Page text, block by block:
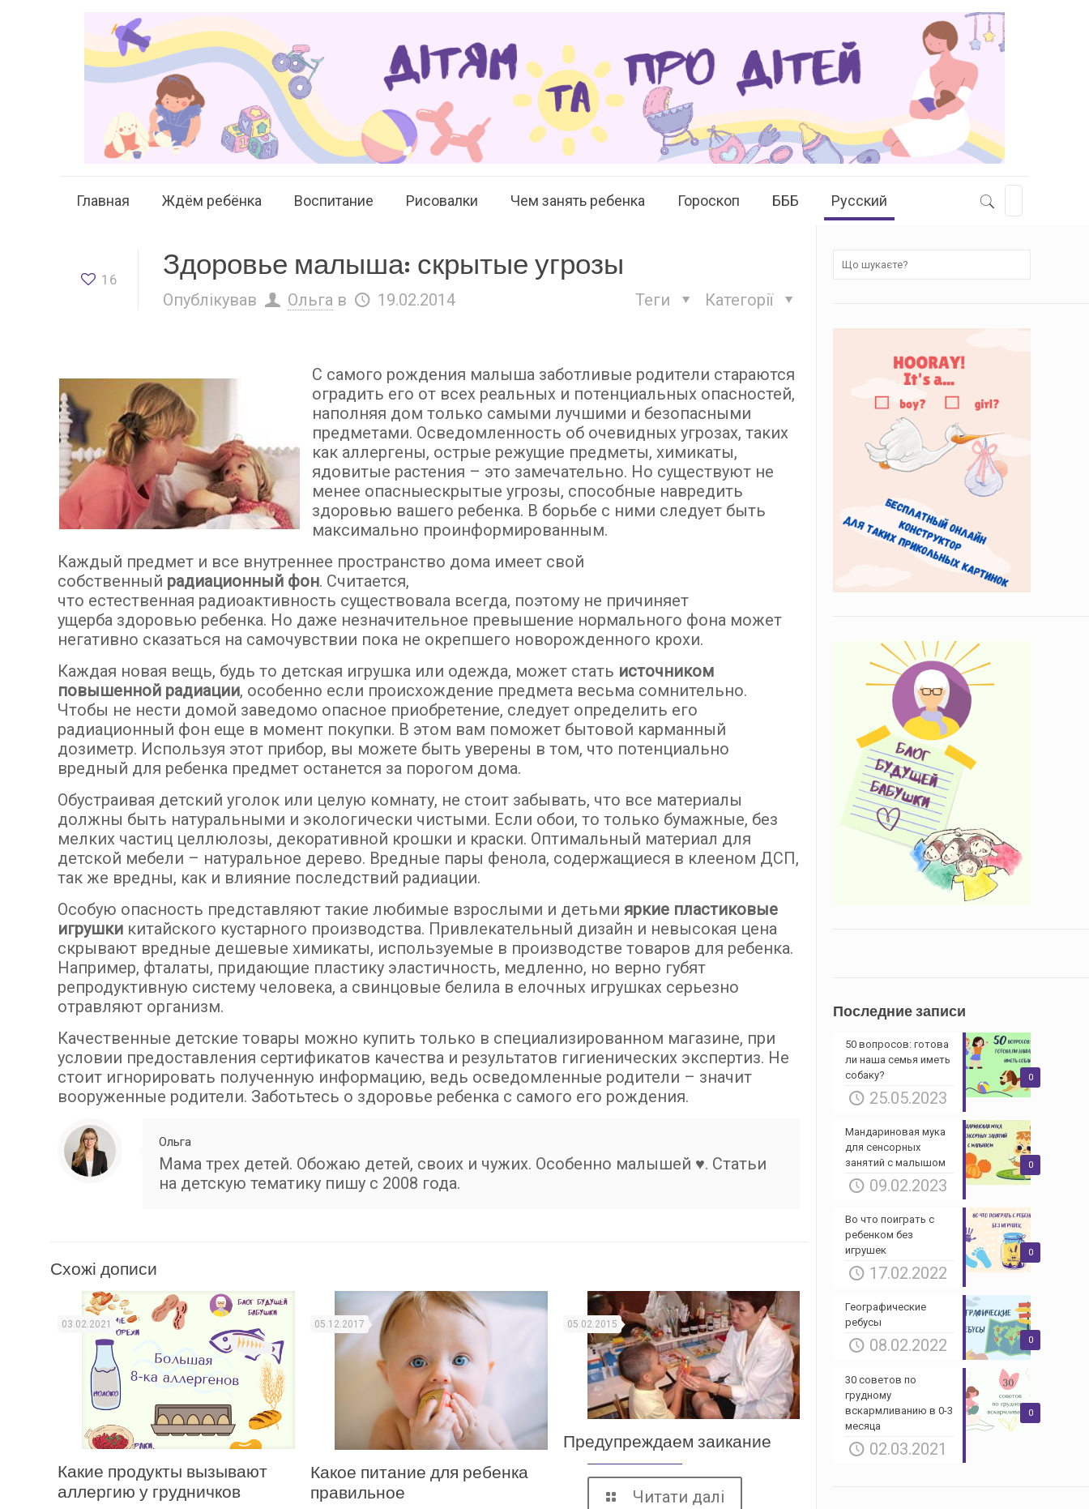
Главная Ждём ребёнка Воспитание Рисовалки Чем занять ребенка Гороскоп БББ Русский
16 Здоровье малыша: скрытые угрозы
Опублікував Ольга в 19.02.2014 Категорії
Теги
С самого рождения малыша заботливые родители стараются
оградить его от всех реальных и потенциальных опасностей,
наполняя дом только самыми лучшими и безопасными
предметами. Осведомленность об очевидных угрозах, таких
как аллергены, острые режущие предметы, химикаты,
ядовитые растения – это замечательно. Но существуют не
менее опасныескрытые угрозы, способные навредить
здоровью вашего ребенка. В борьбе с ними следует быть
максимально проинформированным.
Каждый предмет и все внутреннее пространство дома имеет свой
собственный радиационный фон. Считается,
что естественная радиоактивность существовала всегда, поэтому не причиняет
ущерба здоровью ребенка. Но даже незначительное превышение нормального фона может
негативно сказаться на самочувствии пока не окрепшего новорожденного крохи.
Каждая новая вещь, будь то детская игрушка или одежда, может стать источником
повышенной радиации, особенно если происхождение предмета весьма сомнительно.
Чтобы не нести домой заведомо опасное приобретение, следует определить его
радиационный фон еще в момент покупки. В этом вам поможет бытовой карманный
дозиметр. Используя этот прибор, вы можете быть уверены в том, что потенциально
вредный для ребенка предмет останется за порогом дома.
Обустраивая детский уголок или целую комнату, не стоит забывать, что все материалы
должны быть натуральными и экологически чистыми. Если обои, то только бумажные, без
мелких частиц целлюлозы, декоративной крошки и краски. Оптимальный материал для
детской мебели – натуральное дерево. Вредные пары фенола, содержащиеся в клееном ДСП,
так же вредны, как и влияние последствий радиации.
Особую опасность представляют такие любимые взрослыми и детьмияркие пластиковые
игрушки китайского кустарного производства. Привлекательный дизайн и невысокая цена
скрывают вредные дешевые химикаты, используемые в производстве товаров для ребенка.
Например, фталаты, придающие пластику эластичность, медленно, но верно губят
репродуктивную систему человека, а свинцовые белила в елочных игрушках серьезно
отравляют организм.
Качественные детские товары можно купить только в специализированном магазине, при
условии предоставления сертификатов качества и результатов гигиенических экспертиз. Не
стоит игнорировать полученную информацию, ведь осведомленные родители – значит
вооруженные родители. Заботьтесь о здоровье ребенка с самого его рождения.
Ольга
Мама трех детей. Обожаю детей, своих и чужих. Особенно малышей ♥. Статьи
на детскую тематику пишу с 2008 года.
Схожі дописи
03.02.2021
Какие продукты вызывают
аллергию у грудничков
05.12.2017
Какое питание для ребенка
правильное
05.02.2015
Предупреждаем заикание
Читати далі
Последние записи
0
50 вопросов: готова
ли наша семья иметь
собаку?
25.05.2023
0
Мандариновая мука
для сенсорных
занятий с малышом
09.02.2023
0
Во что поиграть с
ребенком без
игрушек
17.02.2022
0
Географические
ребусы
08.02.2022
0
30 советов по
грудному
вскармливанию в 0-3
месяца
02.03.2021